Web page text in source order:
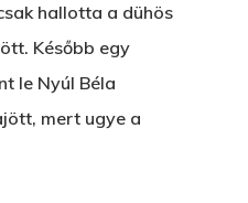
hallotta a dühös
Később egy
le Nyúl Béla
mert ugye a
Bolt
Könyveim
A Veszett Ügy
Novellák